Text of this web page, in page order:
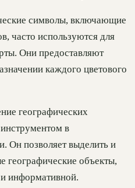
символы, включающие
часто используются для
Они предоставляют
каждого цветового
географических
в
Он позволяет выделить и
географические объекты,
и информативной.